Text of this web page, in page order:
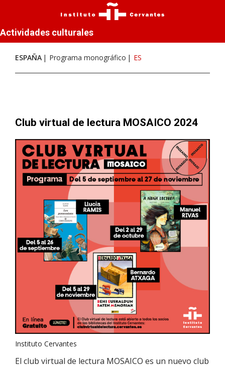
Actividades culturales
ESPAÑA Programa monográfico ES
Club virtual de lectura MOSAICO 2024
Instituto Cervantes
El club virtual de lectura MOSAICO es un nuevo club